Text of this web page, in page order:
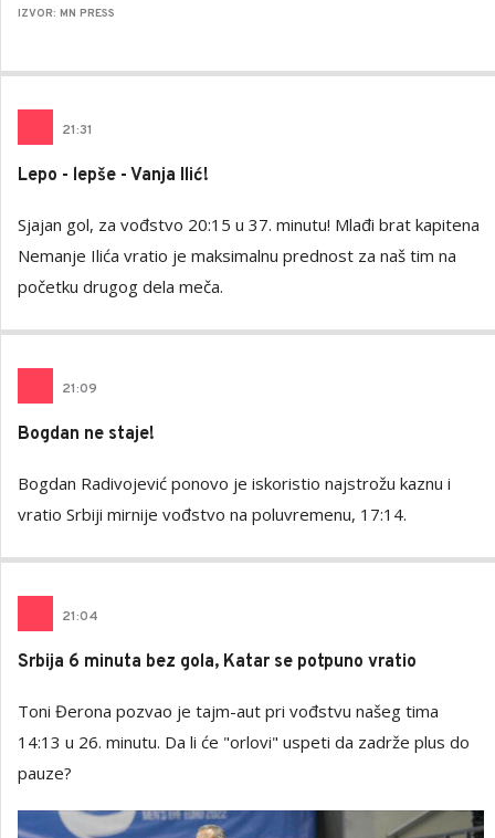
IZVOR: MN PRESS
21:31
Lepo - lepše - Vanja Ilić!
Sjajan gol, za vođstvo 20:15 u 37. minutu! Mlađi brat kapitena
Nemanje Ilića vratio je maksimalnu prednost za naš tim na
početku drugog dela meča.
21:09
Bogdan ne staje!
Bogdan Radivojević ponovo je iskoristio najstrožu kaznu i
vratio Srbiji mirnije vođstvo na poluvremenu, 17:14.
21:04
Srbija 6 minuta bez gola, Katar se potpuno vratio
Toni Đerona pozvao je tajm-aut pri vođstvu našeg tima
14:13 u 26. minutu. Da li će "orlovi" uspeti da zadrže plus do
pauze?